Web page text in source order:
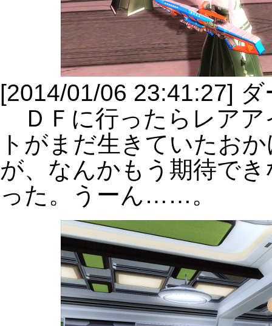
[2014/01/06 23:41:27]
ＤＦに行ったらレアア
トがまだ生きていたお
が、なんかもう期待で
った。うーん……。